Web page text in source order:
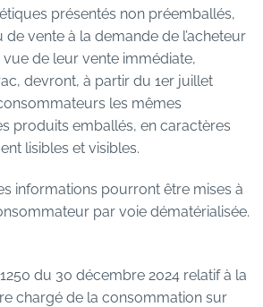
présentés non préemballés,
vente à la demande de l’acheteur
de leur vente immédiate,
devront, à partir du 1er juillet
les mêmes
produits emballés, en caractères
lisibles et visibles.
informations pourront être mises à
par voie dématérialisée.
du 30 décembre 2024 relatif à la
chargé de la consommation sur